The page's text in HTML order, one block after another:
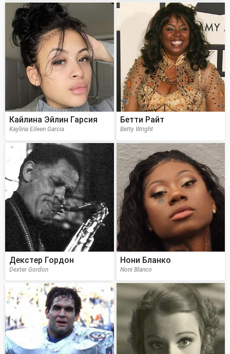
Кайлина Эйлин Гарсия
Kaylina Eileen Garcia
Бетти Райт
Betty Wright
Декстер Гордон
Dexter Gordon
Нони Бланко
Noni Blanco